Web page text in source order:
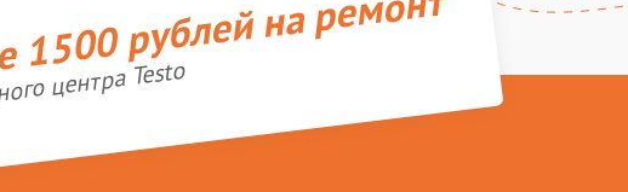
1500 рублей на ремонт
центра Testo